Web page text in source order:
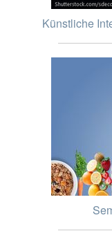
Künstliche